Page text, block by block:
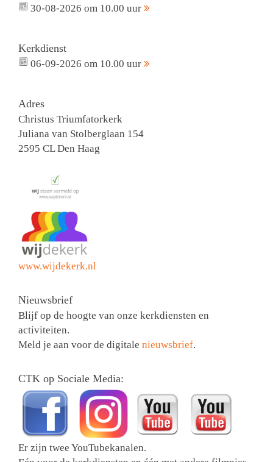
30-08-2026 om 10.00 uur
Kerkdienst
06-09-2026 om 10.00 uur
Adres
Christus Triumfatorkerk
Juliana van Stolberglaan 154
2595 CL Den Haag
www.wijdekerk.nl
Nieuwsbrief
Blijf op de hoogte van onze kerkdiensten en
activiteiten.
Meld je aan voor de digitale nieuwsbrief.
CTK op Sociale Media:
Er zijn twee YouTubekanalen.